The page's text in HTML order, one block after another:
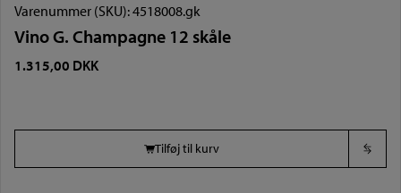
Varenummer (SKU):4518008.gk
Vino G. Champagne 12 skåle
1.315,00 DKK
Tilføj til kurv